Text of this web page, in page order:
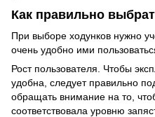
Как правильно
При выборе ходунков нужно
очень удобно ими
Рост пользователя. Чтобы
удобна, следует правильно
обращать внимание на то,
соответствовала уровню